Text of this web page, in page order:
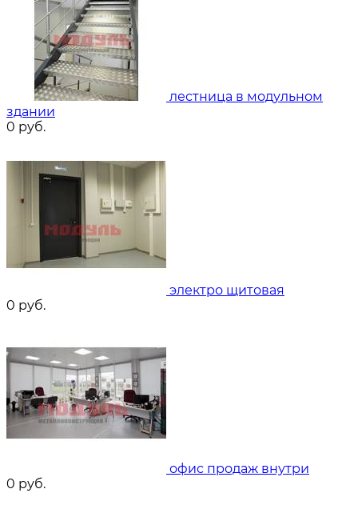
лестница в модульном
здании
0 руб.
электро щитовая
0 руб.
офис продаж внутри
0 руб.